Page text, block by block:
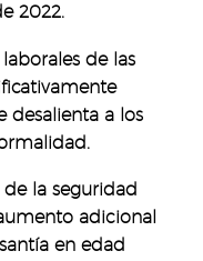
2022.
de las
desalienta a los
la seguridad
adicional
en edad